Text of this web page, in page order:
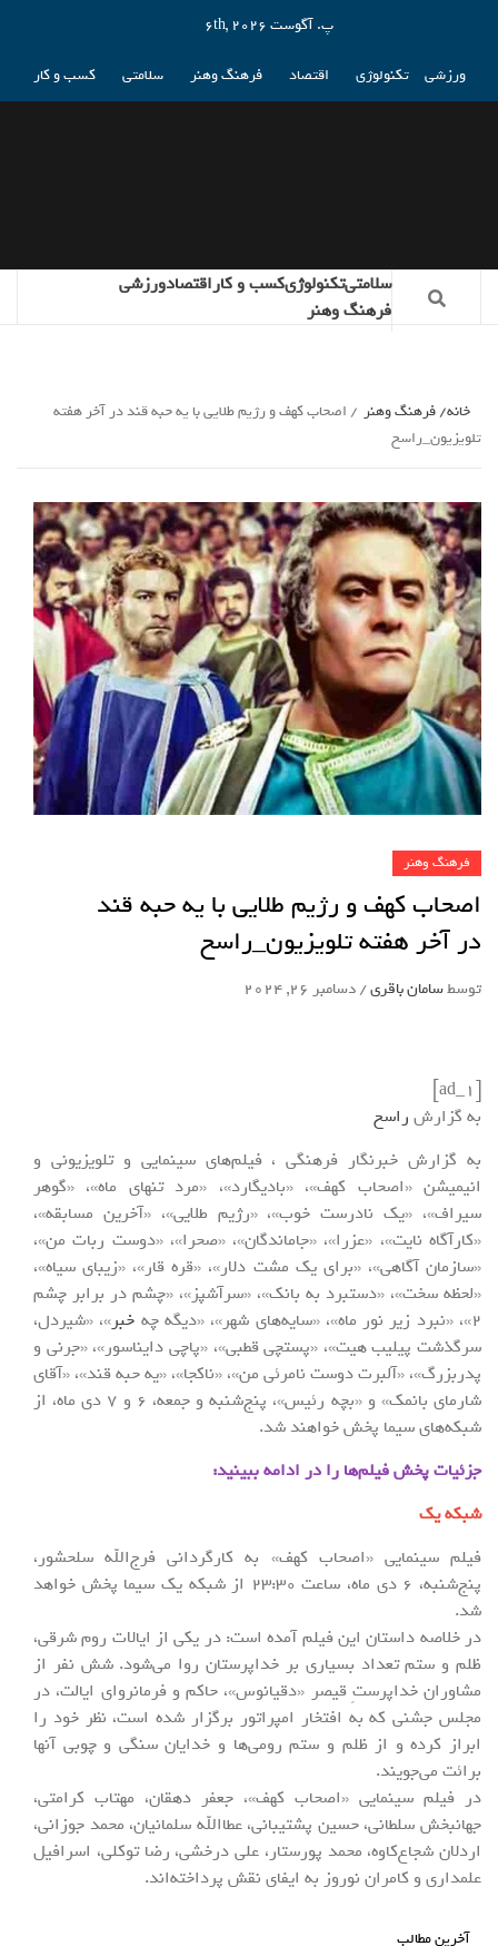
پ. آگوست 6th, 2026
ورزشی تکنولوژی اقتصاد فرهنگ وهنر سلامتی کسب و کار
سلامتیتکنولوژیکسب و کاراقتصادورزشی
فرهنگ وهنر
خانه فرهنگ وهنر
اصحاب کهف و رژیم طلایی با یه حبه قند در آخر هفته
تلویزیون_راسخ
فرهنگ وهنر
اصحاب کهف و رژیم طلایی با یه حبه قند
در آخر هفته تلویزیون_راسخ
توسطسامان باقری/دسامبر 26, 2024
[ad_1]
به گزارش راسخ
به گزارش خبرنگار فرهنگی ، فیلم‌های سینمایی و تلویزیونی و
انیمیشن «اصحاب کهف»، «بادیگارد»، «مرد تنهای ماه»، «گوهر
سیراف»، «یک نادرست خوب»، «رژیم طلایی»، «آخرین مسابقه»،
«کارآگاه نایت»، «عزرا»، «جاماندگان»، «صحرا»، «دوست ربات من»،
«سازمان آگاهی»، «برای یک مشت دلار»، «قره قار»، «زیبای سیاه»،
«لحظه سخت»، «دستبرد به بانک»، «سرآشپز»، «چشم در برابر چشم
2»، «نبرد زیر نور ماه»، «سایه‌های شهر»، «دیگه چه
خبر»، «شیردل،
سرگذشت پیلیب هیت»، «پستچی قطبی»، «پاچی دایناسور»، «جرنی و
پدربزرگ»، «آلبرت دوست نامرئی من»، «ناکجا»، «یه حبه قند»، «آقای
شارمای بانمک» و «بچه رئیس»، پنج‌شنبه و جمعه، 6 و 7 دی ماه، از
شبکه‌های سیما پخش خواهند شد.
جزئیات پخش فیلم‌ها را در ادامه ببینید:
شبکه یک
فیلم سینمایی «اصحاب کهف» به کارگردانی فرج‌الله سلحشور،
پنج‌شنبه، 6 دی ماه، ساعت 23:30 از شبکه یک سیما پخش خواهد
شد.
در خلاصه داستان این فیلم آمده است: در یکی از ایالات روم شرقی،
ظلم و ستم تعداد بسیاری بر خداپرستان روا می‌شود. شش نفر از
مشاوران خداپرستِ قیصر «دقیانوس»، حاکم و فرمانروای ایالت، در
مجلس جشنی که به افتخار امپراتور برگزار شده است، نظر خود را
ابراز کرده و از ظلم و ستم رومی‌ها و خدایان سنگی و چوبی آنها
برائت می‌جویند.
در فیلم سینمایی «اصحاب کهف»، جعفر دهقان، مهتاب کرامتی،
جهانبخش سلطانی، حسین پشتیبانی، عطاالله سلمانیان، محمد جوزانی،
اردلان شجاع‌کاوه، محمد پورستار، علی درخشی، رضا توکلی، اسرافیل
علمداری و کامران نوروز به ایفای نقش پرداخته‌اند.
آخرین مطالب